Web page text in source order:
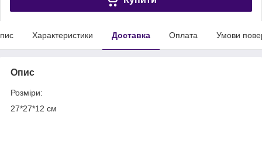
Характеристики Доставка Оплата Умови
Опис
Розміри:
27*27*12 см